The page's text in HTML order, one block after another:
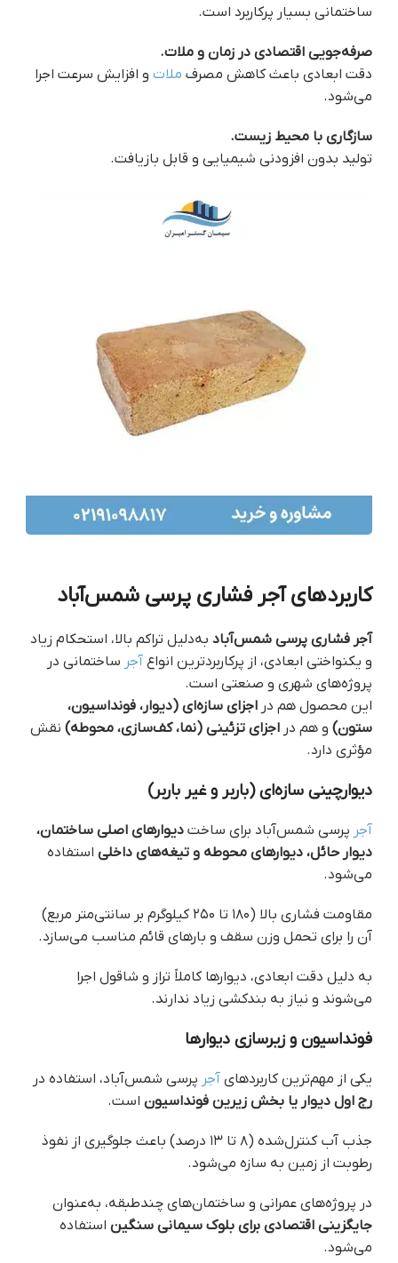
ساختمانی بسیار پرکاربرد است.
صرفه‌جویی اقتصادی در زمان و ملات.
دقت ابعادی باعث کاهش مصرف ملات و افزایش سرعت اجرا
می‌شود.
سازگاری با محیط زیست.
تولید بدون افزودنی شیمیایی و قابل بازیافت.
کاربردهای آجر فشاری پرسی شمس‌آباد
آجر فشاری پرسی شمس‌آباد به‌دلیل تراکم بالا، استحکام زیاد
و یکنواختی ابعادی، از پرکاربردترین انواع آجر ساختمانی در
پروژه‌های شهری و صنعتی است.
این محصول هم در اجزای سازه‌ای (دیوار، فونداسیون،
ستون) و هم در اجزای تزئینی (نما، کف‌سازی، محوطه) نقش
مؤثری دارد.
دیوارچینی سازه‌ای (باربر و غیر باربر)
آجر پرسی شمس‌آباد برای ساخت دیوارهای اصلی ساختمان،
دیوار حائل، دیوارهای محوطه و تیغه‌های داخلی استفاده
می‌شود.
مقاومت فشاری بالا (۱۸۰ تا ۲۵۰ کیلوگرم بر سانتی‌متر مربع)
آن را برای تحمل وزن سقف و بارهای قائم مناسب می‌سازد.
به دلیل دقت ابعادی، دیوارها کاملاً تراز و شاقول اجرا
می‌شوند و نیاز به بندکشی زیاد ندارند.
فونداسیون و زیر‌سازی دیوارها
یکی از مهم‌ترین کاربردهای آجر پرسی شمس‌آباد، استفاده در
رج اول دیوار یا بخش زیرین فونداسیون است.
جذب آب کنترل‌شده (۸ تا ۱۳ درصد) باعث جلوگیری از نفوذ
رطوبت از زمین به سازه می‌شود.
در پروژه‌های عمرانی و ساختمان‌های چندطبقه، به‌عنوان
جایگزینی اقتصادی برای بلوک سیمانی سنگین استفاده
می‌شود.